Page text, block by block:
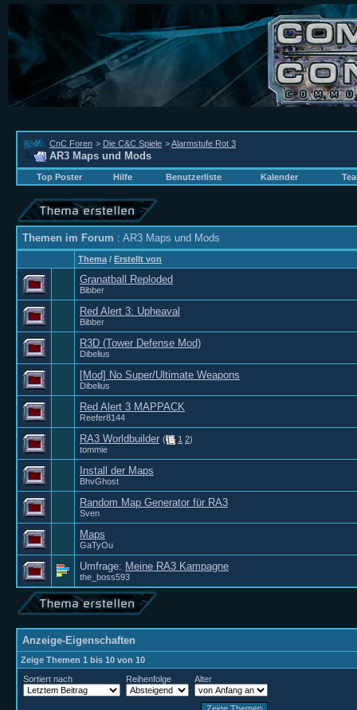
CnC Foren > Die C&C Spiele >Alarmstufe Rot 3
AR3 Maps und Mods
Top Poster Hilfe Benutzerliste Kalender
Themen im Forum : AR3 Maps und Mods
Thema / Erstellt von
Granatball Reploded
Bibber
Red Alert 3: Upheaval
Bibber
R3D (Tower Defense Mod)
Dibelius
[Mod] No Super/Ultimate Weapons
Dibelius
Red Alert 3 MAPPACK
Reefer8144
RA3 Worldbuilder ( 1 2)
tommie
Install der Maps
BhvGhost
Random Map Generator für RA3
Sven
Maps
GaTyOu
Umfrage: Meine RA3 Kampagne
the_boss593
Anzeige-Eigenschaften
Zeige Themen 1 bis 10 von 10
Sortiert nach
Reihenfolge Alter